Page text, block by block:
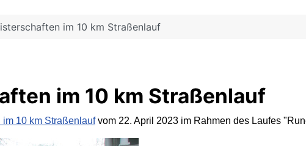
im 10 km Straßenlauf
im 10 km Straßenlauf
im 10 km Straßenlaufvom 22. April 2023 im Rahmen des Laufes